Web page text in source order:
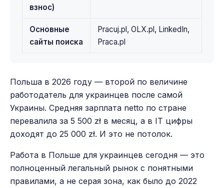
взнос)
Основные
сайты поиска
Pracuj.pl, OLX.pl, LinkedIn,
Praca.pl
Польша в 2026 году — второй по величине
работодатель для украинцев после самой
Украины. Средняя зарплата netto по стране
перевалила за 5 500 zł в месяц, а в IT цифры
доходят до 25 000 zł. И это не потолок.
Работа в Польше для украинцев сегодня — это
полноценный легальный рынок с понятными
правилами, а не серая зона, как было до 2022